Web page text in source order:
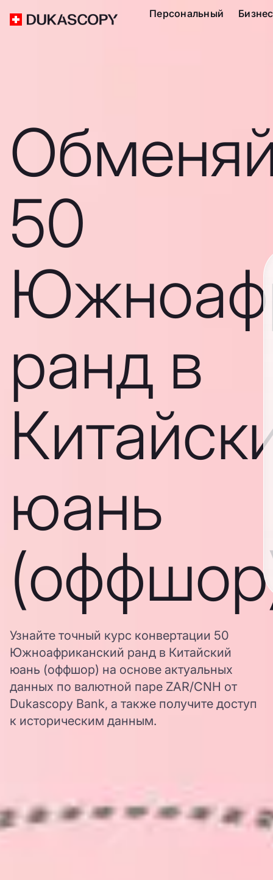
Персональный Бизнес
50
ранд в
юань
Узнайте точный курс конвертации 50
Южноафриканский ранд в Китайский
юань (оффшор) на основе актуальных
данных по валютной паре ZAR/CNH от
Dukascopy Bank, а также получите доступ
к историческим данным.